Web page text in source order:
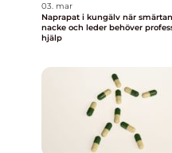
03. mar
Naprapat i kungälv när smärtan i rygg,
nacke och leder behöver
hjälp